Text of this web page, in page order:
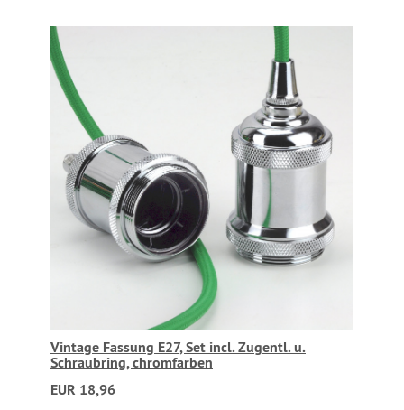
Vintage Fassung E27, Set incl. Zugentl. u.
Schraubring, chromfarben
EUR 18,96